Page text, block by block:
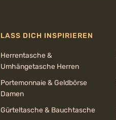
LASS DICH INSPIRIEREN
Herrentasche &
Umhängetasche Herren
Portemonnaie & Geldbörse
Damen
Gürteltasche & Bauchtasche